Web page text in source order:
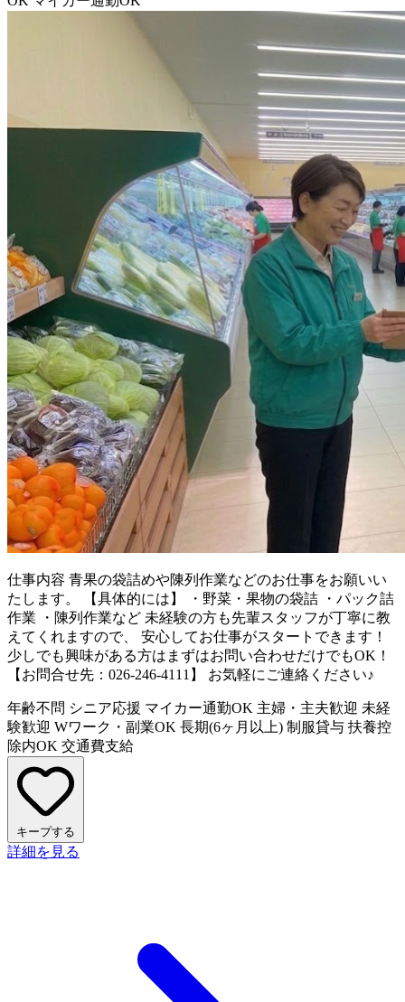
仕事内容 青果の袋詰めや陳列作業などのお仕事をお願いい
たします。 【具体的には】 ・野菜・果物の袋詰 ・パック詰
作業 ・陳列作業など 未経験の方も先輩スタッフが丁寧に教
えてくれますので、 安心してお仕事がスタートできます！
少しでも興味がある方はまずはお問い合わせだけでもOK！
【お問合せ先：026-246-4111】 お気軽にご連絡ください♪
年齢不問 シニア応援 マイカー通勤OK 主婦・主夫歓迎 未経
験歓迎 Wワーク・副業OK 長期(6ヶ月以上) 制服貸与 扶養控
除内OK 交通費支給
キープする
詳細を見る